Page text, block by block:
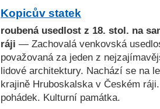
Kopicův statek
roubená usedlost z 18. stol. na
ráji — Zachovalá venkovská
považovaná za jeden z
lidové architektury. Nachází se na
krajině Hruboskalska v Českém
pohádek. Kulturní památka.